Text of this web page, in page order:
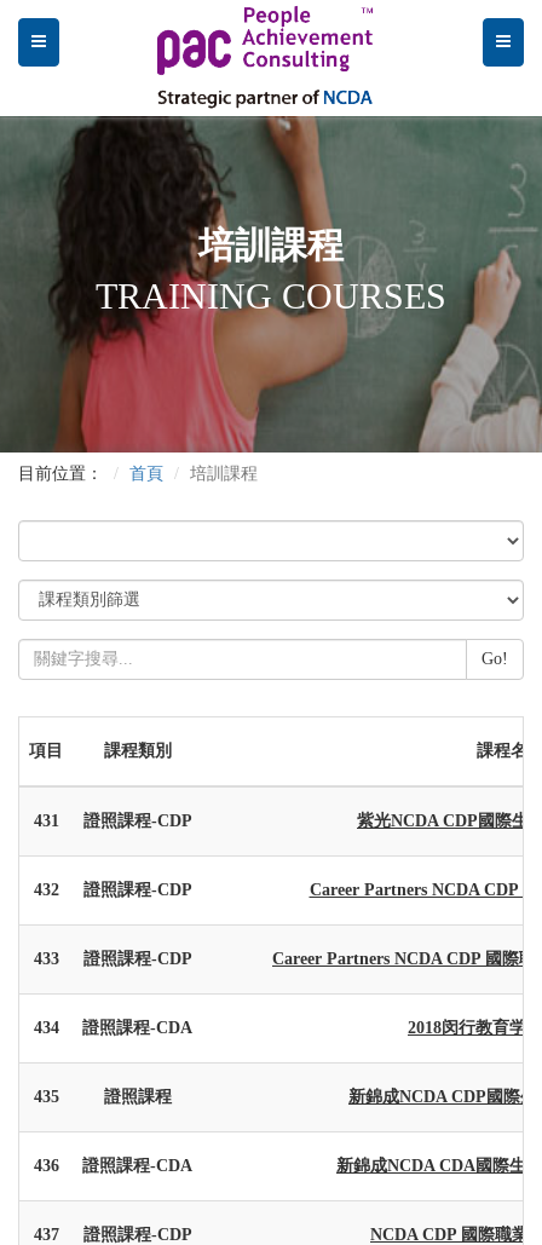
培訓課程
TRAINING COURSES
目前位置： 首頁 培訓課程
Go!
項目 課程類別 課程名
431 證照課程-CDP 紫光NCDA CDP國際生
432 證照課程-CDP Career Partners NCDA CDP
433 證照課程-CDP Career Partners NCDA CDP 國際
434 證照課程-CDA 2018闵行教育学
435 證照課程 新錦成NCDA CDP國際
436 證照課程-CDA 新錦成NCDA CDA國際生
437 證照課程-CDP NCDA CDP 國際職業